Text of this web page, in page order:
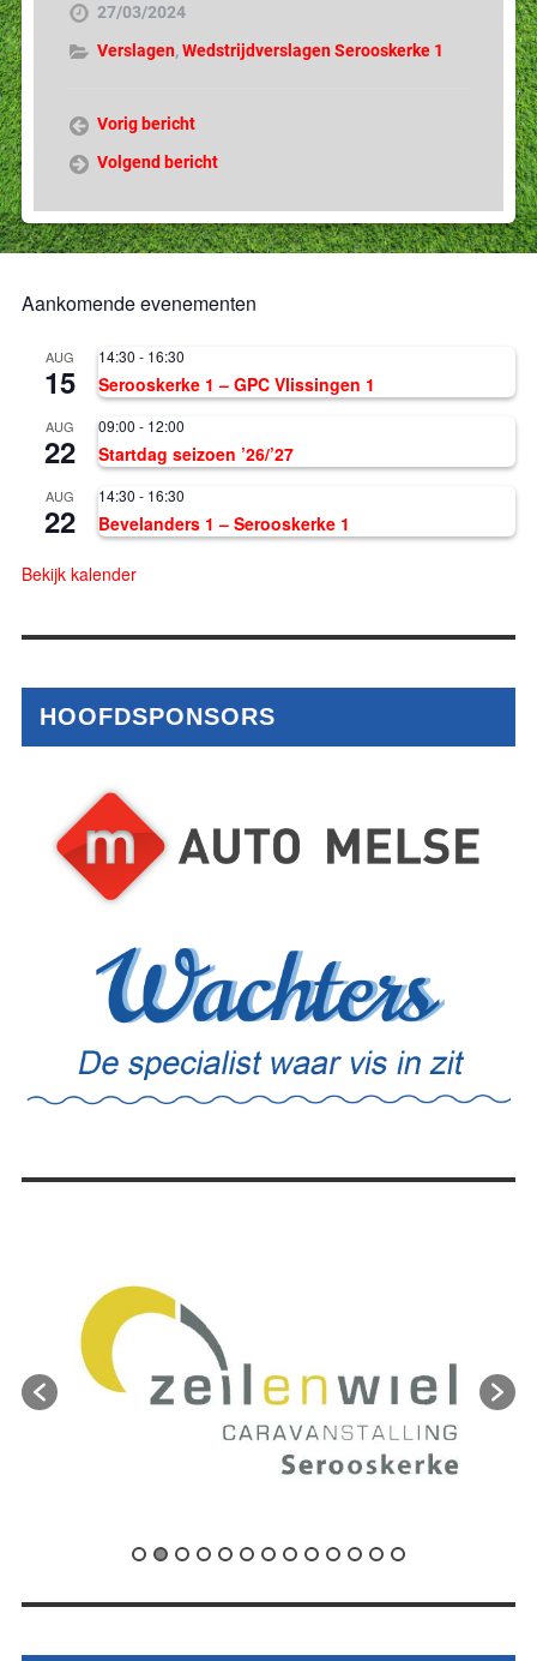
27/03/2024
Verslagen,Wedstrijdverslagen Serooskerke 1
Vorig bericht
Volgend bericht
Aankomende evenementen
AUG
15
14:30 - 16:30
Serooskerke 1 – GPC Vlissingen 1
AUG
22
09:00 - 12:00
Startdag seizoen ’26/’27
AUG
22
14:30 - 16:30
Bevelanders 1 – Serooskerke 1
Bekijk kalender
HOOFDSPONSORS